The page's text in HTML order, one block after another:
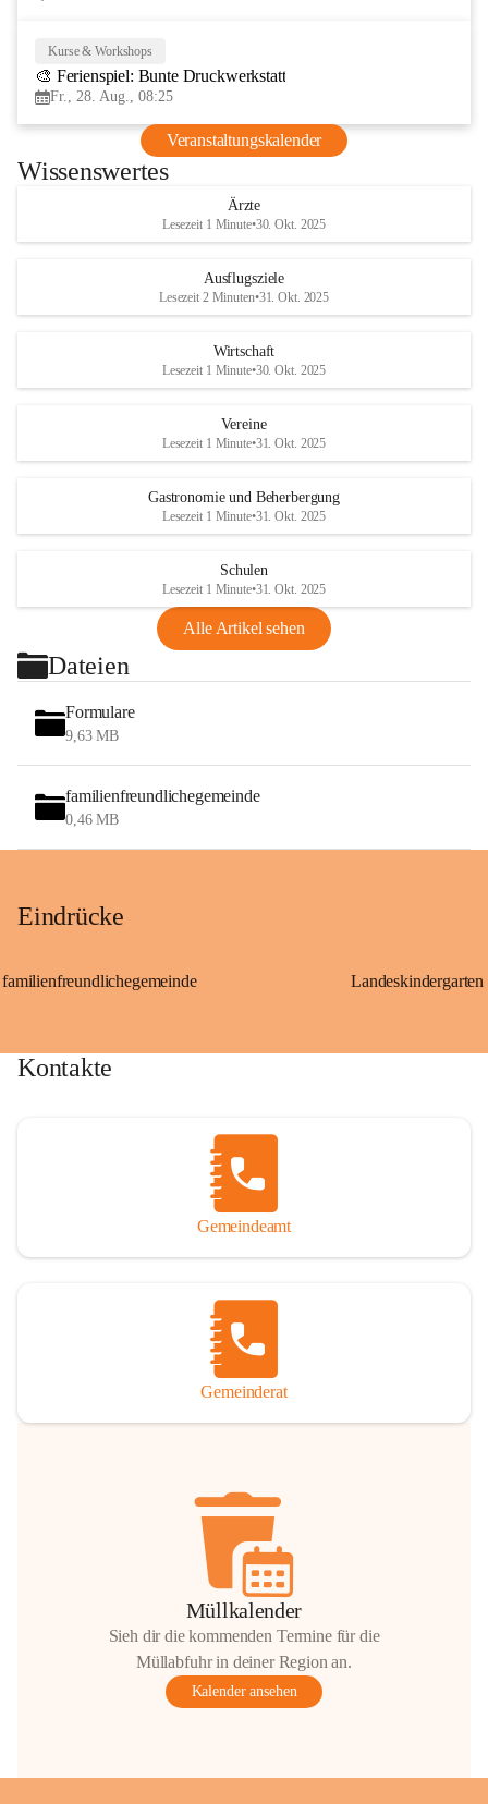
Kurse & Workshops
🎨 Ferienspiel: Bunte Druckwerkstatt
Fr., 28. Aug., 08:25
Veranstaltungskalender
Wissenswertes
Ärzte
Lesezeit 1 Minute•30. Okt. 2025
Ausflugsziele
Lesezeit 2 Minuten•31. Okt. 2025
Wirtschaft
Lesezeit 1 Minute•30. Okt. 2025
Vereine
Lesezeit 1 Minute•31. Okt. 2025
Gastronomie und Beherbergung
Lesezeit 1 Minute•31. Okt. 2025
Schulen
Lesezeit 1 Minute•31. Okt. 2025
Alle Artikel sehen
Dateien
Formulare
9,63 MB
familienfreundlichegemeinde
0,46 MB
Eindrücke
familienfreundlichegemeinde
Kontakte
Gemeindeamt
Gemeinderat
Müllkalender
Sieh dir die kommenden Termine für die
Müllabfuhr in deiner Region an.
Kalender ansehen